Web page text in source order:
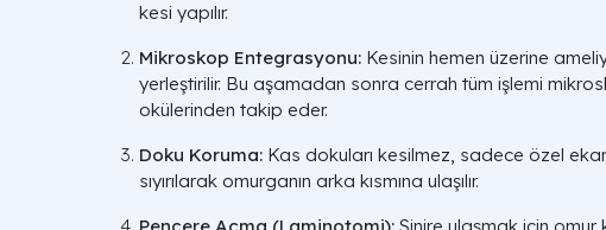
kesi yapılır.
Mikroskop Entegrasyonu: Kesinin hemen üzerine
yerleştirilir. Bu aşamadan sonra cerrah tüm işlemi
okülerinden takip eder.
Doku Koruma: Kas dokuları kesilmez, sadece özel
sıyırılarak omurganın arka kısmına ulaşılır.